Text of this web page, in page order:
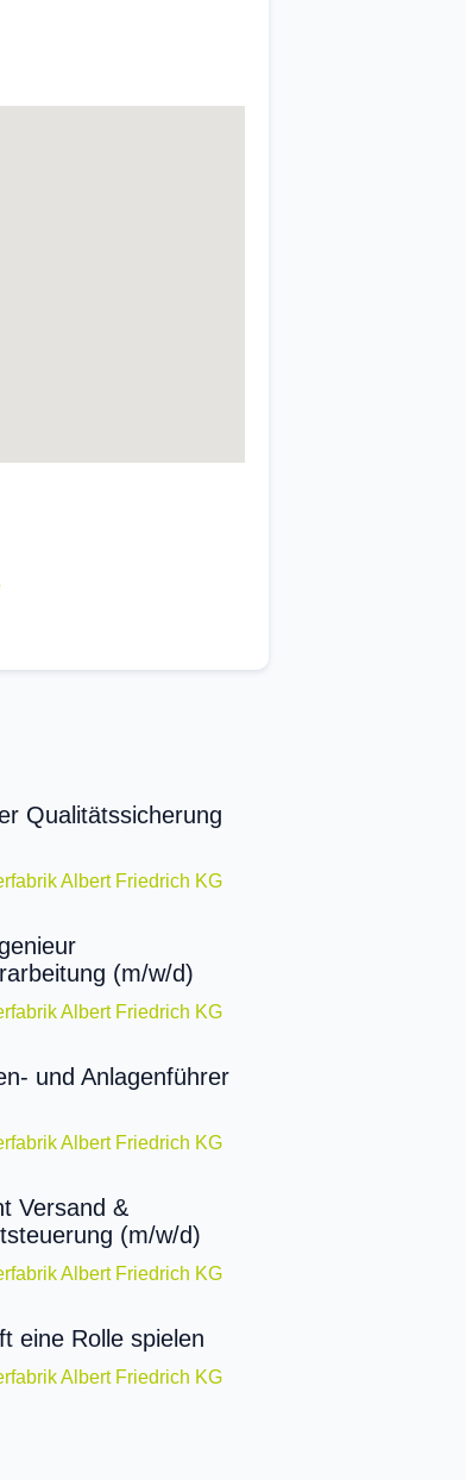
Qualitätssicherung
Albert Friedrich KG
(m/w/d)
Albert Friedrich KG
und Anlagenführer
Albert Friedrich KG
Versand &
(m/w/d)
Albert Friedrich KG
eine Rolle spielen
Albert Friedrich KG